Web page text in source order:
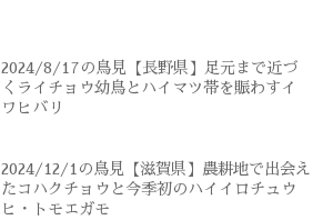
2024/8/17の鳥見【長野県】足元まで近づ
くライチョウ幼鳥とハイマツ帯を賑わすイ
ワヒバリ
2024/12/1の鳥見【滋賀県】農耕地で出会え
たコハクチョウと今季初のハイイロチュウ
ヒ・トモエガモ